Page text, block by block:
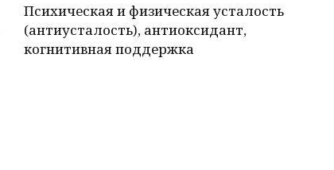
Психическая и физическая усталость
(антиусталость), антиоксидант,
когнитивная поддержка